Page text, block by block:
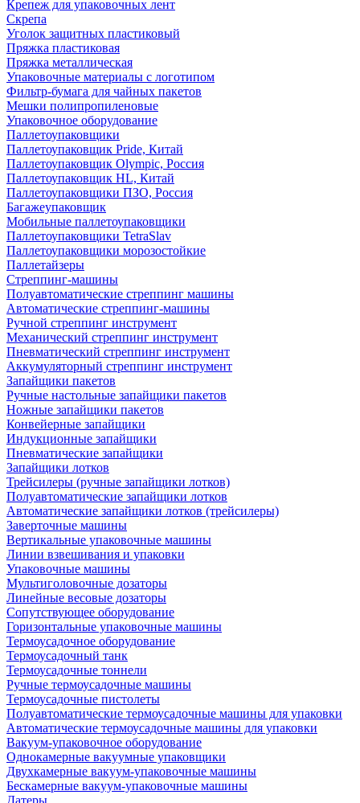
Крепеж для упаковочных лент
Скрепа
Уголок защитных пластиковый
Пряжка пластиковая
Пряжка металлическая
Упаковочные материалы с логотипом
Фильтр-бумага для чайных пакетов
Мешки полипропиленовые
Упаковочное оборудование
Паллетоупаковщики
Паллетоупаковщик Pride, Китай
Паллетоупаковщик Olympic, Россия
Паллетоупаковщик HL, Китай
Паллетоупаковщики ПЗО, Россия
Багажеупаковщик
Мобильные паллетоупаковщики
Паллетоупаковщики TetraSlav
Паллетоупаковщики морозостойкие
Паллетайзеры
Стреппинг-машины
Полуавтоматические стреппинг машины
Автоматические стреппинг-машины
Ручной стреппинг инструмент
Механический стреппинг инструмент
Пневматический стреппинг инструмент
Аккумуляторный стреппинг инструмент
Запайщики пакетов
Ручные настольные запайщики пакетов
Ножные запайщики пакетов
Конвейерные запайщики
Индукционные запайщики
Пневматические запайщики
Запайщики лотков
Трейсилеры (ручные запайщики лотков)
Полуавтоматические запайщики лотков
Автоматические запайщики лотков (трейсилеры)
Заверточные машины
Вертикальные упаковочные машины
Линии взвешивания и упаковки
Упаковочные машины
Мультиголовочные дозаторы
Линейные весовые дозаторы
Сопутствующее оборудование
Горизонтальные упаковочные машины
Термоусадочное оборудование
Термоусадочный танк
Термоусадочные тоннели
Ручные термоусадочные машины
Термоусадочные пистолеты
Полуавтоматические термоусадочные машины для упаковки
Автоматические термоусадочные машины для упаковки
Вакуум-упаковочное оборудование
Однокамерные вакуумные упаковщики
Двухкамерные вакуум-упаковочные машины
Бескамерные вакуум-упаковочные машины
Датеры